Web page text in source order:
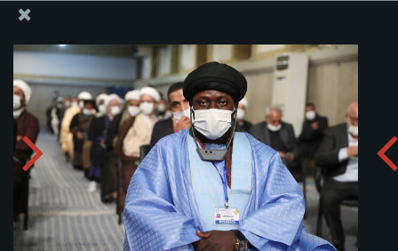
บรรดาสมาชิกสมัชชาอะฮ์ลุลบัยต์โลก เข้าพบท่านผู้นำ
สูงสุดการปฏิวัติอิสลาม
อัพโหลดอัลบั่ม: